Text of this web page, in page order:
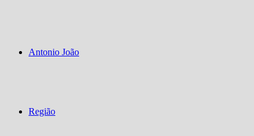
Antonio João
Região